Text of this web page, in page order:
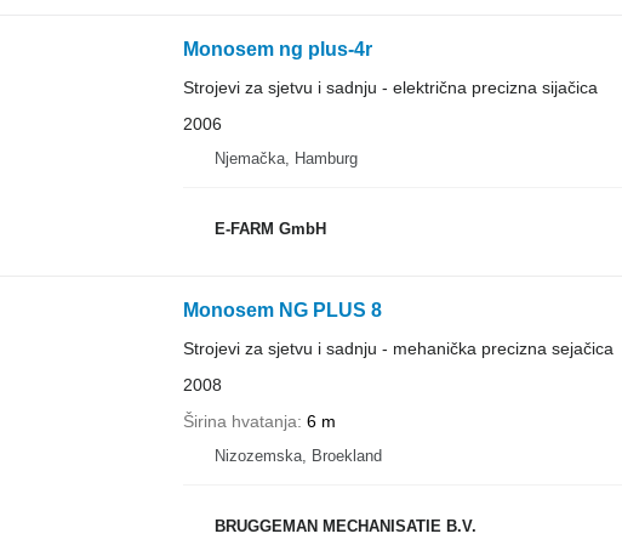
Monosem ng plus-4r
Strojevi za sjetvu i sadnju - električna precizna sijačica
2006
Njemačka, Hamburg
E-FARM GmbH
Monosem NG PLUS 8
Strojevi za sjetvu i sadnju - mehanička precizna sejačica
2008
Širina hvatanja 6 m
Nizozemska, Broekland
BRUGGEMAN MECHANISATIE B.V.